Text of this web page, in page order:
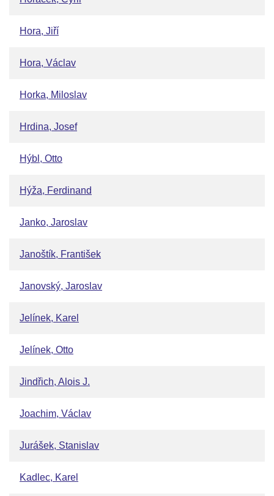
Hora, Jiří
Hora, Václav
Horka, Miloslav
Hrdina, Josef
Hýbl, Otto
Hýža, Ferdinand
Janko, Jaroslav
Janoštík, František
Janovský, Jaroslav
Jelínek, Karel
Jelínek, Otto
Jindřich, Alois J.
Joachim, Václav
Jurášek, Stanislav
Kadlec, Karel